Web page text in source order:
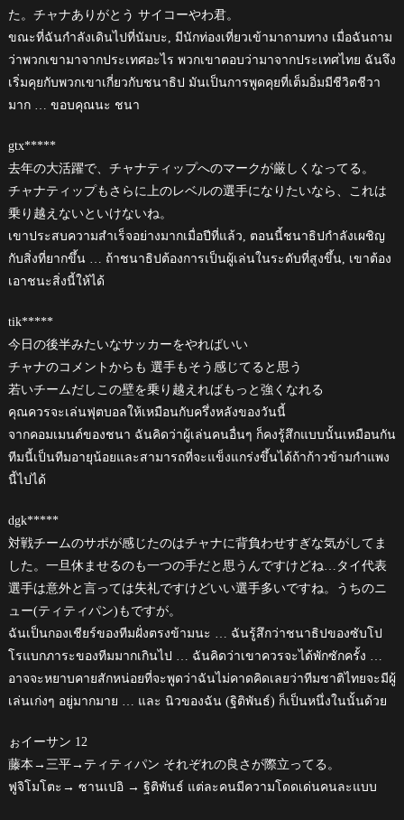
た。チャナありがとう サイコーやわ君。
ขณะที่ฉันกำลังเดินไปที่นัมบะ, มีนักท่องเที่ยวเข้ามาถามทาง เมื่อฉันถาม
ว่าพวกเขามาจากประเทศอะไร พวกเขาตอบว่ามาจากประเทศไทย ฉันจึง
เริ่มคุยกับพวกเขาเกี่ยวกับชนาธิป มันเป็นการพูดคุยที่เต็มอิ่มมีชีวิตชีวา
มาก … ขอบคุณนะ ชนา
gtx*****
去年の大活躍で、チャナティップへのマークが厳しくなってる。
チャナティップもさらに上のレベルの選手になりたいなら、これは
乗り越えないといけないね。
เขาประสบความสำเร็จอย่างมากเมื่อปีที่แล้ว, ตอนนี้ชนาธิปกำลังเผชิญ
กับสิ่งที่ยากขึ้น … ถ้าชนาธิปต้องการเป็นผู้เล่นในระดับที่สูงขึ้น, เขาต้อง
เอาชนะสิ่งนี้ให้ได้
tik*****
今日の後半みたいなサッカーをやればいい
チャナのコメントからも 選手もそう感じてると思う
若いチームだしこの壁を乗り越えればもっと強くなれる
คุณควรจะเล่นฟุตบอลให้เหมือนกับครึ่งหลังของวันนี้
จากคอมเมนต์ของชนา ฉันคิดว่าผู้เล่นคนอื่นๆ ก็คงรู้สึกแบบนั้นเหมือนกัน
ทีมนี้เป็นทีมอายุน้อยและสามารถที่จะแข็งแกร่งขึ้นได้ถ้าก้าวข้ามกำแพง
นี้ไปได้
dgk*****
対戦チームのサポが感じたのはチャナに背負わせすぎな気がしてま
した。一旦休ませるのも一つの手だと思うんですけどね…タイ代表
選手は意外と言っては失礼ですけどいい選手多いですね。うちのニ
ュー(ティティパン)もですが。
ฉันเป็นกองเชียร์ของทีมฝั่งตรงข้ามนะ … ฉันรู้สึกว่าชนาธิปของซับโป
โรแบกภาระของทีมมากเกินไป … ฉันคิดว่าเขาควรจะได้พักซักครั้ง …
อาจจะหยาบคายสักหน่อยที่จะพูดว่าฉันไม่คาดคิดเลยว่าทีมชาติไทยจะมีผู้
เล่นเก่งๆ อยู่มากมาย … และ นิวของฉัน (ฐิติพันธ์) ก็เป็นหนึ่งในนั้นด้วย
ぉイーサン 12
藤本→三平→ティティパン それぞれの良さが際立ってる。
ฟูจิโมโตะ→ ซานเปอิ → ฐิติพันธ์ แต่ละคนมีความโดดเด่นคนละแบบ